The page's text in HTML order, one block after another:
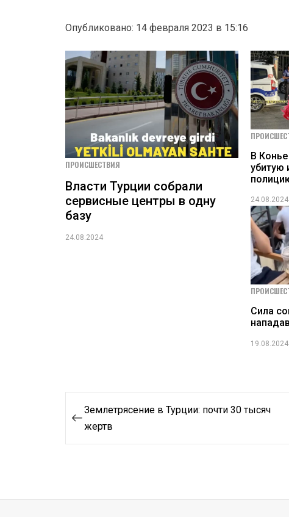
Опубликовано: 14 февраля 2023 в 15:16
ПРОИСШЕСТВИЯ
Власти Турции собрали
сервисные центры в одну
базу
24.08.2024
В
убитую
24.08.2024
Сила
19.08.2024
Навигация
Землетрясение в Турции: почти 30 тысяч
жертв